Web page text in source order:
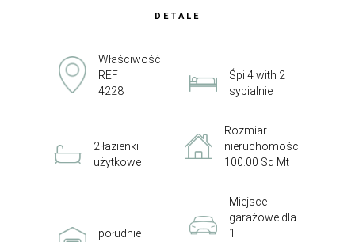
DETALE
Właściwość
REF
4228
Śpi 4 with 2
sypialnie
2 łazienki
użytkowe
Rozmiar
nieruchomości
100.00 Sq Mt
południe
Miejsce
garażowe dla
1